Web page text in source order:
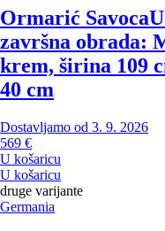
Ormarić Savoca
završna obrada:
krem, širina 109
40 cm
Dostavljamo od 3. 9. 2026
569 €
U košaricu
U košaricu
druge varijante
Germania